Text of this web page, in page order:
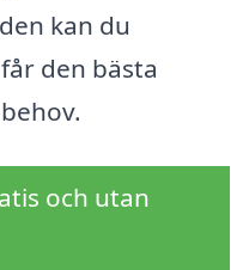
kan du
den bästa
och utan